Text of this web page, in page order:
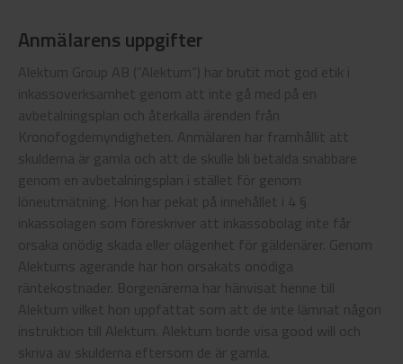
Anmälarens uppgifter
Alektum Group AB (”Alektum”) har brutit mot god etik i
inkassoverksamhet genom att inte gå med på en
avbetalningsplan och återkalla ärenden från
Kronofogdemyndigheten. Anmälaren har framhållit att
skulderna är gamla och att de skulle bli betalda snabbare
genom en avbetalningsplan i stället för genom
löneutmätning. Hon har pekat på innehållet i 4 §
inkassolagen som föreskriver att inkassobolag inte får
orsaka onödig skada eller olägenhet för gäldenärer. Genom
Alektums agerande har hon orsakats onödiga
räntekostnader. Borgenärerna har hänvisat henne till
Alektum vilket hon uppfattat som att de inte lämnat någon
instruktion till Alektum. Alektum borde visa good will och
skriva av skulderna eftersom de är gamla.